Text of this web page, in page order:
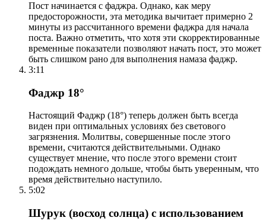
Пост начинается с фаджра. Однако, как меру
предосторожности, эта методика вычитает примерно 2
минуты из рассчитанного времени фаджра для начала
поста. Важно отметить, что хотя эти скорректированные
временные показатели позволяют начать пост, это может
быть слишком рано для выполнения намаза фаджр.
3:11
Фаджр 18°
Настоящий Фаджр (18°) теперь должен быть всегда
виден при оптимальных условиях без светового
загрязнения. Молитвы, совершенные после этого
времени, считаются действительными. Однако
существует мнение, что после этого времени стоит
подождать немного дольше, чтобы быть уверенным, что
время действительно наступило.
5:02
Шурук (восход солнца) с использованием